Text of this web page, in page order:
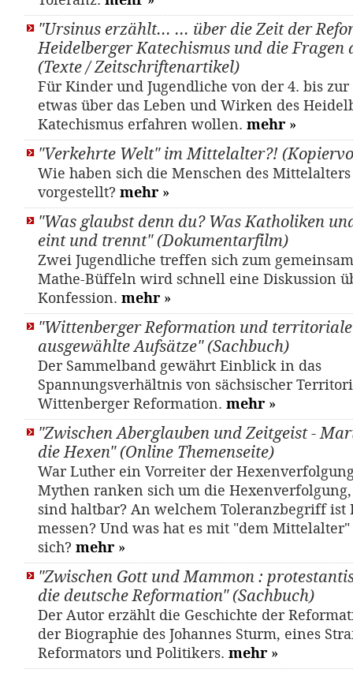
"Ursinus erzählt... ... über die Zeit der
Heidelberger Katechismus und die Fragen
(Texte / Zeitschriftenartikel)
Für Kinder und Jugendliche von der 4. bis zur
etwas über das Leben und Wirken des
Katechismus erfahren wollen. mehr »
"Verkehrte Welt" im Mittelalter?!
Wie haben sich die Menschen des
vorgestellt? mehr »
"Was glaubst denn du? Was Katholiken
eint und trennt" (Dokumentarfilm)
Zwei Jugendliche treffen sich zum
Mathe-Büffeln wird schnell eine Diskussion
Konfession. mehr »
"Wittenberger Reformation und
ausgewählte Aufsätze" (Sachbuch)
Der Sammelband gewährt Einblick in das
Spannungsverhältnis von sächsischer
Wittenberger Reformation. mehr »
"Zwischen Aberglauben und Zeitgeist -
die Hexen" (Online Themenseite)
War Luther ein Vorreiter der
Mythen ranken sich um die
sind haltbar? An welchem Toleranzbegriff ist
messen? Und was hat es mit "dem
sich? mehr »
"Zwischen Gott und Mammon :
die deutsche Reformation" (Sachbuch)
Der Autor erzählt die Geschichte der
der Biographie des Johannes Sturm, eines
Reformators und Politikers. mehr »